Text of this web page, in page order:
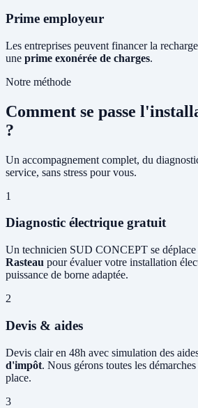
Prime employeur
Les entreprises peuvent financer la
une prime exonérée de charges.
Notre méthode
Comment se passe
?
Un accompagnement complet, du
service, sans stress pour vous.
1
Diagnostic électrique gratuit
Un technicien SUD CONCEPT se déplace
Rasteau pour évaluer votre installation
puissance de borne adaptée.
2
Devis & aides
Devis clair en 48h avec simulation des
d'impôt. Nous gérons toutes les
place.
3